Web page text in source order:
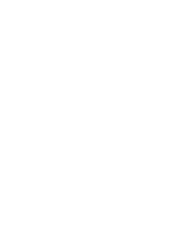
El partido arrancó
hizo un ademán de
pero el Gran
cajistas de lleno en
incertidumbre.